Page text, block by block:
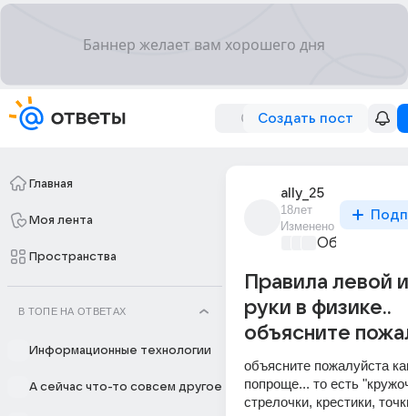
Создать пост
Главная
Моя лента
Пространства
В ТОПЕ НА ОТВЕТАХ
Информационные технологии
А сейчас что-то совсем другое
ally_25
18лет
Изменено
Правила левой
руки в физике..
объясните
объясните пожалуйста
попроще... то есть
стрелочки, крестики,